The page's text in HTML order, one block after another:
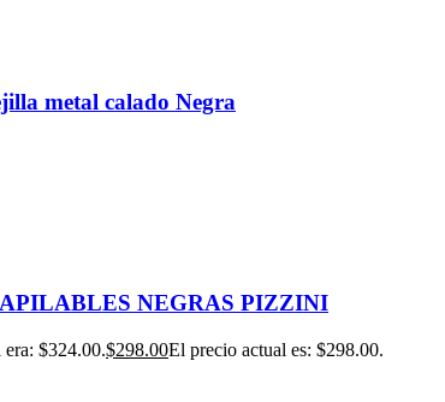
metal calado Negra
NEGRAS PIZZINI
$324.00.$298.00El precio actual es: $298.00.